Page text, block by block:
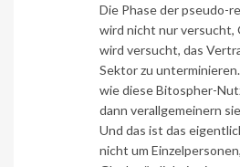
Die Phase der pseudo-
wird nicht nur versucht,
wird versucht, das
Sektor zu
wie diese Bitospher-
dann verallgemeinern
Und das ist das
nicht um